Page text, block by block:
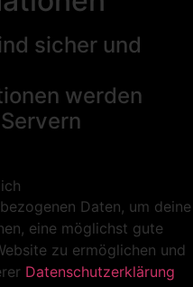
sicher und
werden
Daten, um deine
eine möglichst gute
zu ermöglichen und
Datenschutzerklärung